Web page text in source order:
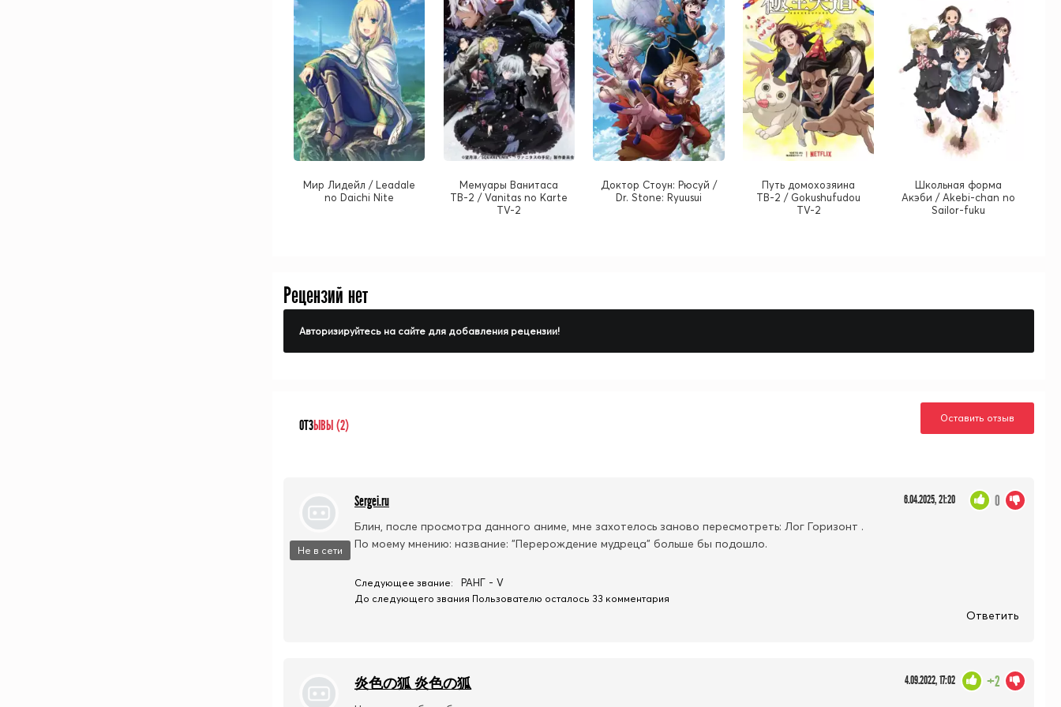
Мир Лидейл / Leadale
no Daichi Nite
Мемуары Ванитаса
ТВ-2 / Vanitas no Karte
TV-2
Доктор Стоун: Рюсуй /
Dr. Stone: Ryuusui
Путь домохозяина
ТВ-2 / Gokushufudou
TV-2
Школьная форма
Акэби / Akebi-chan no
Sailor-fuku
Рецензий нет
Авторизируйтесь на сайте для добавления рецензии!
ОТЗЫВЫ (2) Оставить отзыв
Не в сети
Sergei.ru 6.04.2025, 21:20
Блин, после просмотра данного аниме, мне захотелось заново пересмотреть: Лог Горизонт .
По моему мнению: название: "Перерождение мудреца" больше бы подошло.
0
Следующее звание: РАНГ - V
До следующего звания Пользователю осталось 33 комментария
Ответить
炎色の狐 炎色の狐 4.09.2022, 17:02 +2